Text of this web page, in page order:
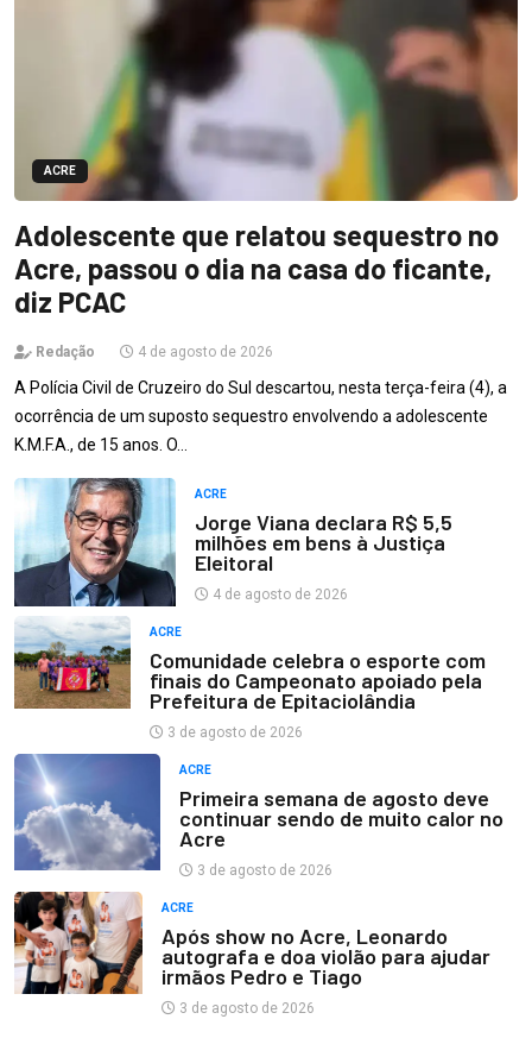
ACRE
Adolescente que relatou sequestro no
Acre, passou o dia na casa do ficante,
diz PCAC
Redação 4 de agosto de 2026
A Polícia Civil de Cruzeiro do Sul descartou, nesta terça-feira (4), a
ocorrência de um suposto sequestro envolvendo a adolescente
K.M.F.A., de 15 anos. O…
ACRE
Jorge Viana declara R$ 5,5
milhões em bens à Justiça
Eleitoral
4 de agosto de 2026
ACRE
Comunidade celebra o esporte com
finais do Campeonato apoiado pela
Prefeitura de Epitaciolândia
3 de agosto de 2026
ACRE
Primeira semana de agosto deve
continuar sendo de muito calor no
Acre
3 de agosto de 2026
ACRE
Após show no Acre, Leonardo
autografa e doa violão para ajudar
irmãos Pedro e Tiago
3 de agosto de 2026